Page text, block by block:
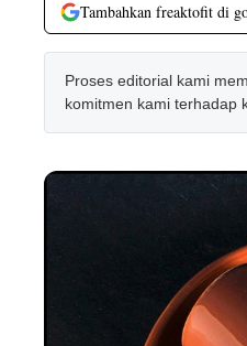
Tambahkan freaktofit di
Proses editorial kami
komitmen kami terhadap